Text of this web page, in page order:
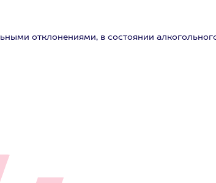
отклонениями, в состоянии